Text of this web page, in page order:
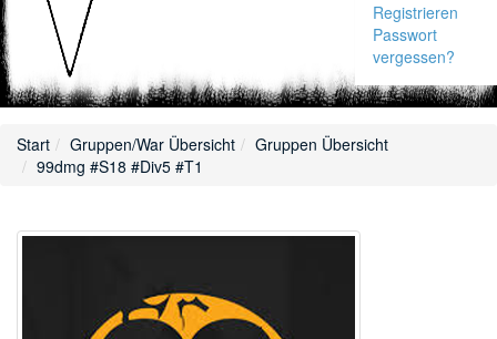
Registrieren
Passwort
vergessen?
Start Gruppen/War Übersicht
Gruppen Übersicht
99dmg #S18 #Div5 #T1